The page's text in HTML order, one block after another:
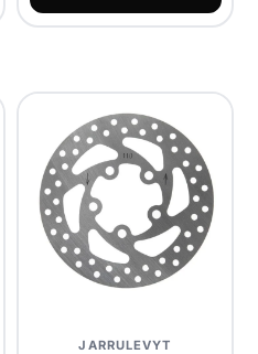
JARRULEVYT